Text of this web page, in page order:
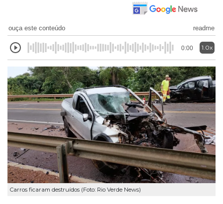
ouça este conteúdo readme
0:00 1.0x
Carros ficaram destruídos (Foto: Rio Verde News)